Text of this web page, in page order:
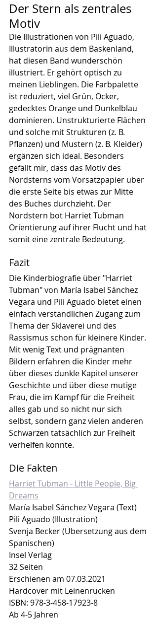
Der Stern als zentrales
Motiv
Die Illustrationen von Pili Aguado,
Illustratorin aus dem Baskenland,
hat diesen Band wunderschön
illustriert. Er gehört optisch zu
meinen Lieblingen. Die Farbpalette
ist reduziert, viel Grün, Ocker,
gedecktes Orange und Dunkelblau
dominieren. Unstrukturierte Flächen
und solche mit Strukturen (z. B.
Pflanzen) und Mustern (z. B. Kleider)
ergänzen sich ideal. Besonders
gefällt mir, dass das Motiv des
Nordsterns vom Vorsatzpapier über
die erste Seite bis etwas zur Mitte
des Buches durchzieht. Der
Nordstern bot Harriet Tubman
Orientierung auf ihrer Flucht und hat
somit eine zentrale Bedeutung.
Fazit
Die Kinderbiografie über "Harriet
Tubman" von María Isabel Sánchez
Vegara und Pili Aguado bietet einen
einfach verständlichen Zugang zum
Thema der Sklaverei und des
Rassismus schon für kleinere Kinder.
Mit wenig Text und prägnanten
Bildern erfahren die Kinder mehr
über dieses dunkle Kapitel unserer
Geschichte und über diese mutige
Frau, die im Kampf für die Freiheit
alles gab und so nicht nur sich
selbst, sondern ganz vielen anderen
Schwarzen tatsächlich zur Freiheit
verhelfen konnte.
Die Fakten
Harriet Tubman - Little People, Big
Dreams
María Isabel Sánchez Vegara (Text)
Pili Aguado (Illustration)
Svenja Becker (Übersetzung aus dem
Spanischen)
Insel Verlag
32 Seiten
Erschienen am 07.03.2021
Hardcover mit Leinenrücken
ISBN: 978-3-458-17923-8
Ab 4-5 Jahren